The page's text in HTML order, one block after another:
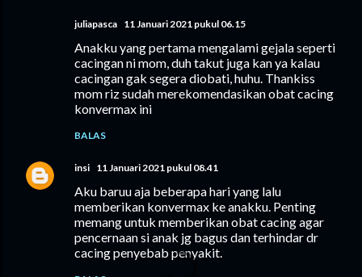
juliapasca 11 Januari 2021 pukul 06.15
Anakku yang pertama mengalami gejala seperti
cacingan ni mom, duh takut juga kan ya kalau
cacingan gak segera diobati, huhu. Thankiss
mom riz sudah merekomendasikan obat cacing
konvermax ini
BALAS
insi 11 Januari 2021 pukul 08.41
Aku baruu aja beberapa hari yang lalu
memberikan konvermax ke anakku. Penting
memang untuk memberikan obat cacing agar
pencernaan si anak jg bagus dan terhindar dr
cacing penyebab penyakit.